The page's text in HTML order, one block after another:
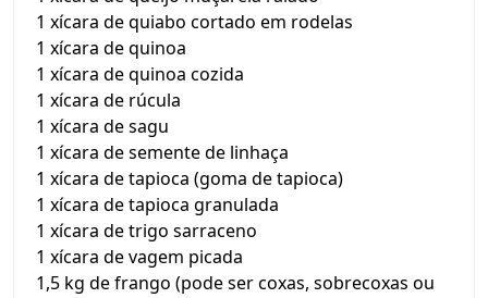
1 xícara de quiabo cortado em rodelas
1 xícara de quinoa
1 xícara de quinoa cozida
1 xícara de rúcula
1 xícara de sagu
1 xícara de semente de linhaça
1 xícara de tapioca (goma de tapioca)
1 xícara de tapioca granulada
1 xícara de trigo sarraceno
1 xícara de vagem picada
1,5 kg de frango (pode ser coxas, sobrecoxas ou